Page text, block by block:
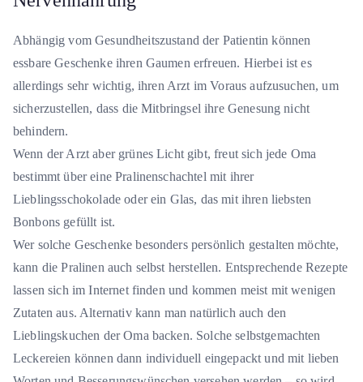
Abhängig vom Gesundheitszustand der Patientin können
essbare Geschenke ihren Gaumen erfreuen. Hierbei ist es
allerdings sehr wichtig, ihren Arzt im Voraus aufzusuchen, um
sicherzustellen, dass die Mitbringsel ihre Genesung nicht
behindern.
Wenn der Arzt aber grünes Licht gibt, freut sich jede Oma
bestimmt über eine Pralinenschachtel mit ihrer
Lieblingsschokolade oder ein Glas, das mit ihren liebsten
Bonbons gefüllt ist.
Wer solche Geschenke besonders persönlich gestalten möchte,
kann die Pralinen auch selbst herstellen. Entsprechende Rezepte
lassen sich im Internet finden und kommen meist mit wenigen
Zutaten aus. Alternativ kann man natürlich auch den
Lieblingskuchen der Oma backen. Solche selbstgemachten
Leckereien können dann individuell eingepackt und mit lieben